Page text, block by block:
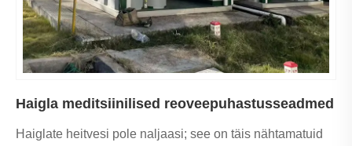
Haigla meditsiinilised reoveepuhastusseadmed
Haiglate heitvesi pole naljaasi; see on täis nähtamatuid